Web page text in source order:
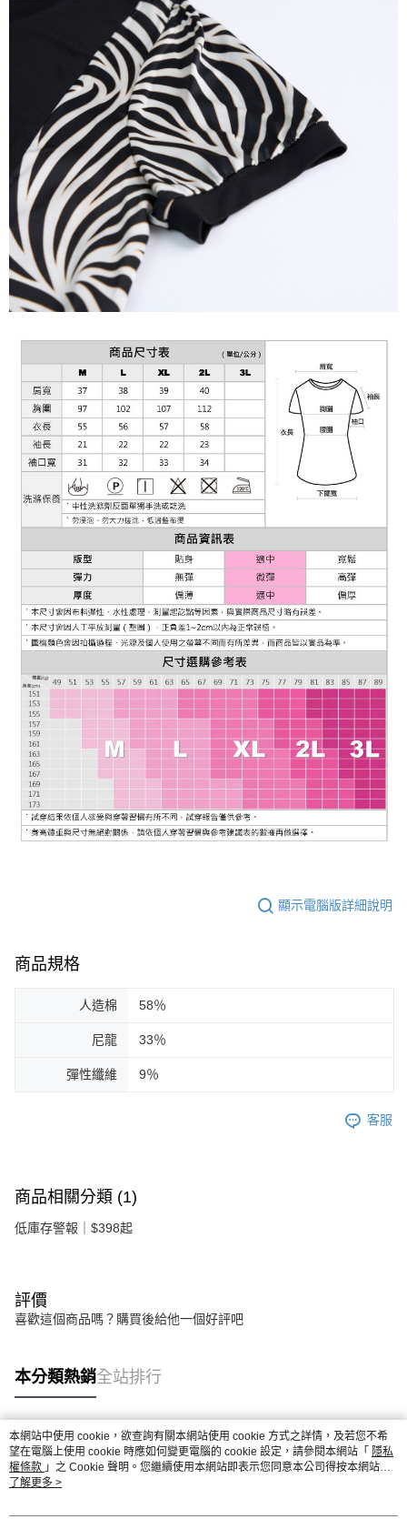
顯示電腦版詳細說明
商品規格
人造棉 58％
尼龍 33％
彈性纖維 9％
客服
商品相關分類 (1)
低庫存警報｜$398起
評價
喜歡這個商品嗎？購買後給他一個好評吧
本分類熱銷全站排行
熱門標籤
本網站中使用 cookie，欲查詢有關本網站使用 cookie 方式之詳情，及若您不希
望在電腦上使用 cookie 時應如何變更電腦的 cookie 設定，請參閱本網站「 隱私
權條款 」之 Cookie 聲明。您繼續使用本網站即表示您同意本公司得按本網站使
用條款之 Cookie 聲明使用 cookie。
了解更多 >